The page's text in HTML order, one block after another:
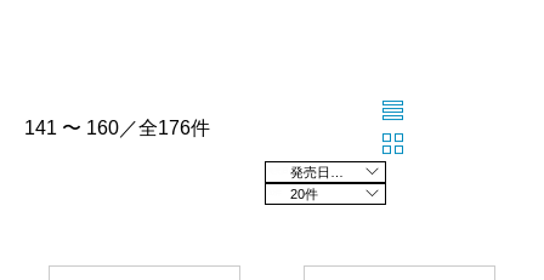
141 〜 160／全176件
20件